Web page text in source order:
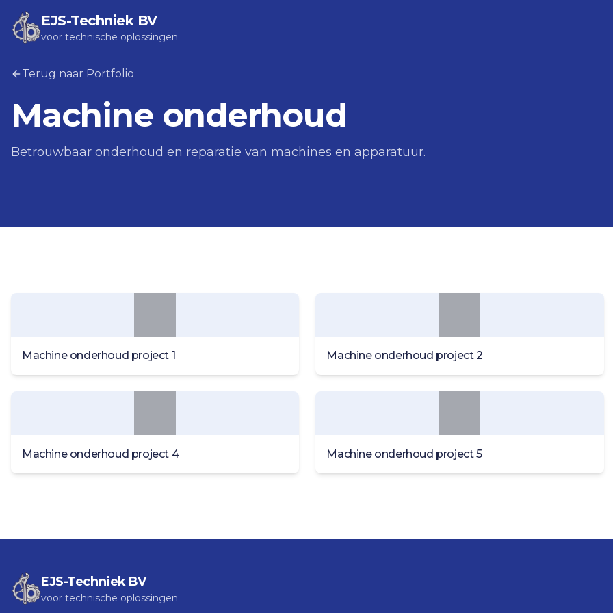
EJS-Techniek BV
voor technische oplossingen
Terug naar Portfolio
Machine onderhoud
Betrouwbaar onderhoud en reparatie van machines en apparatuur.
Machine onderhoud project 1 Machine onderhoud project 2
Machine onderhoud project 4 Machine onderhoud project 5
EJS-Techniek BV
voor technische oplossingen